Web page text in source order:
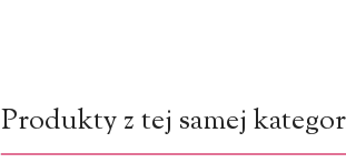
Produkty z tej samej